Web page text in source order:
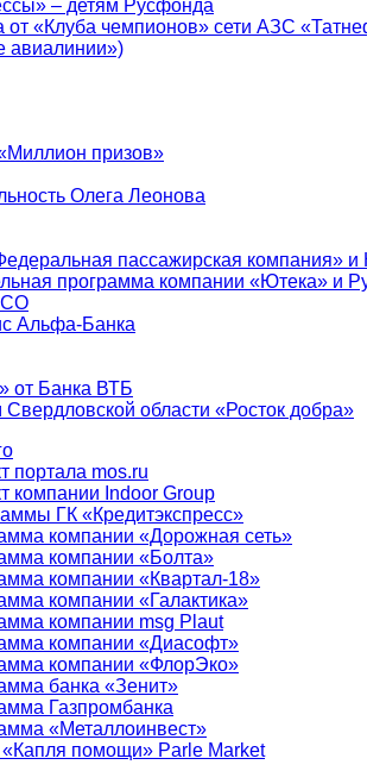
– детям Русфонда
от «Клуба чемпионов» сети АЗС
авиалинии»)
призов»
Олега Леонова
пассажирская компания»
программа компании «Ютека» и
Альфа-Банка
от Банка ВТБ
области «Росток добра»
портала mos.ru
компании Indoor Group
ГК «Кредитэкспресс»
компании «Дорожная сеть»
компании «Болта»
компании «Квартал-18»
компании «Галактика»
компании msg Plaut
компании «Диасофт»
компании «ФлорЭко»
банка «Зенит»
Газпромбанка
«Металлоинвест»
«Капля помощи» Parle Market